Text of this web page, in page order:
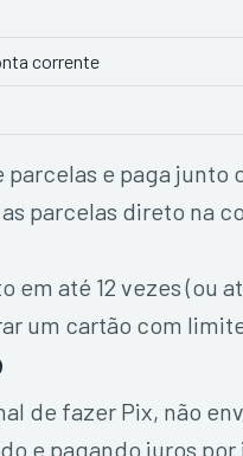
corrente
e paga junto
parcelas direto na
até 12 vezes (ou
um cartão com
de fazer Pix, não
e pagando juros por